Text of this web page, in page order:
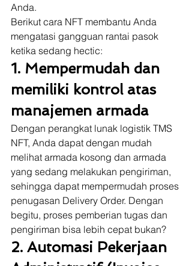
Anda.
Berikut cara NFT membantu Anda
mengatasi gangguan rantai pasok
ketika sedang hectic:
1. Mempermudah dan
memiliki kontrol atas
manajemen armada
Dengan perangkat lunak logistik TMS
NFT, Anda dapat dengan mudah
melihat armada kosong dan armada
yang sedang melakukan pengiriman,
sehingga dapat mempermudah proses
penugasan Delivery Order. Dengan
begitu, proses pemberian tugas dan
pengiriman bisa lebih cepat bukan?
2. Automasi Pekerjaan